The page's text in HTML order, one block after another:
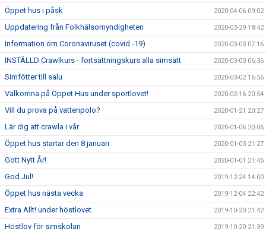
Öppet hus i påsk 2020-04-06 09:02
Uppdatering från Folkhälsomyndigheten 2020-03-29 18:42
Information om Coronaviruset (covid -19) 2020-03-03 07:16
INSTÄLLD Crawlkurs - fortsättningskurs alla simsätt 2020-03-03 06:36
Simfötter till salu 2020-03-02 16:56
Välkomna på Öppet Hus under sportlovet! 2020-02-16 20:54
Vill du prova på vattenpolo? 2020-01-21 20:27
Lär dig att crawla i vår 2020-01-06 20:06
Öppet hus startar den 8 januari 2020-01-03 21:27
Gott Nytt År! 2020-01-01 21:45
God Jul! 2019-12-24 14:00
Öppet hus nästa vecka 2019-12-04 22:42
Extra Allt! under höstlovet. 2019-10-20 21:42
Höstlov för simskolan 2019-10-20 21:39